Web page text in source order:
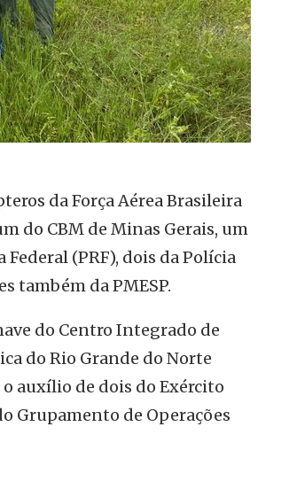
da Força Aérea Brasileira
do CBM de Minas Gerais, um
(PRF), dois da Polícia
também da PMESP.
do Centro Integrado de
do Rio Grande do Norte
auxílio de dois do Exército
Grupamento de Operações